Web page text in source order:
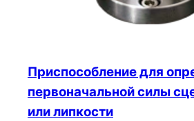
Приспособление для
первоначальной силы
или липкости